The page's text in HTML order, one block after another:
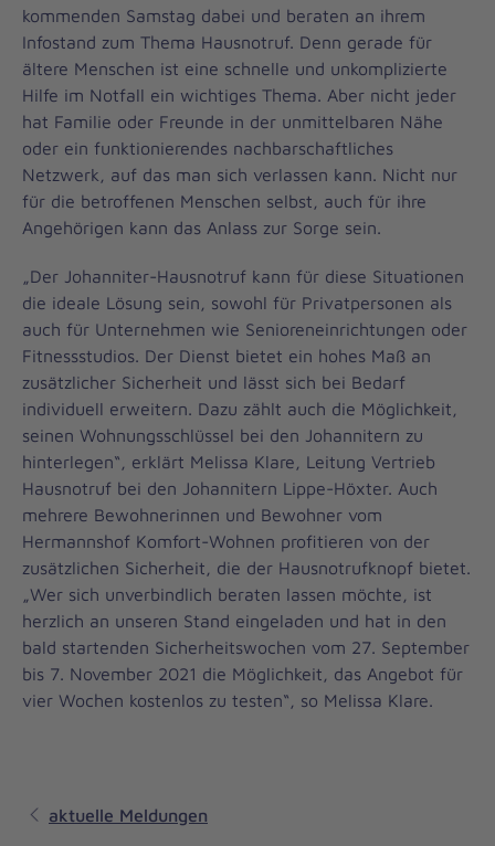
kommenden Samstag dabei und beraten an ihrem
Infostand zum Thema Hausnotruf. Denn gerade für
ältere Menschen ist eine schnelle und unkomplizierte
Hilfe im Notfall ein wichtiges Thema. Aber nicht jeder
hat Familie oder Freunde in der unmittelbaren Nähe
oder ein funktionierendes nachbarschaftliches
Netzwerk, auf das man sich verlassen kann. Nicht nur
für die betroffenen Menschen selbst, auch für ihre
Angehörigen kann das Anlass zur Sorge sein.
„Der Johanniter-Hausnotruf kann für diese Situationen
die ideale Lösung sein, sowohl für Privatpersonen als
auch für Unternehmen wie Senioreneinrichtungen oder
Fitnessstudios. Der Dienst bietet ein hohes Maß an
zusätzlicher Sicherheit und lässt sich bei Bedarf
individuell erweitern. Dazu zählt auch die Möglichkeit,
seinen Wohnungsschlüssel bei den Johannitern zu
hinterlegen“, erklärt Melissa Klare, Leitung Vertrieb
Hausnotruf bei den Johannitern Lippe-Höxter. Auch
mehrere Bewohnerinnen und Bewohner vom
Hermannshof Komfort-Wohnen profitieren von der
zusätzlichen Sicherheit, die der Hausnotrufknopf bietet.
„Wer sich unverbindlich beraten lassen möchte, ist
herzlich an unseren Stand eingeladen und hat in den
bald startenden Sicherheitswochen vom 27. September
bis 7. November 2021 die Möglichkeit, das Angebot für
vier Wochen kostenlos zu testen“, so Melissa Klare.
aktuelle Meldungen